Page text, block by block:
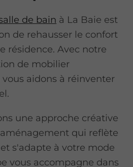
de bain à La Baie est
de rehausser le confort
résidence. Avec notre
de mobilier
aidons à réinventer
une approche créative
qui reflète
s'adapte à votre mode
vous accompagne dans